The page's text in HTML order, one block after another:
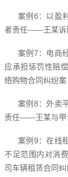
案例6：以盈
者责任——王某诉
案例7：电商
应承担惩罚性赔
络购物合同纠纷案
案例8：外卖
责任——王某与甲
案例9：在线
不足范围内对消
司车辆租赁合同